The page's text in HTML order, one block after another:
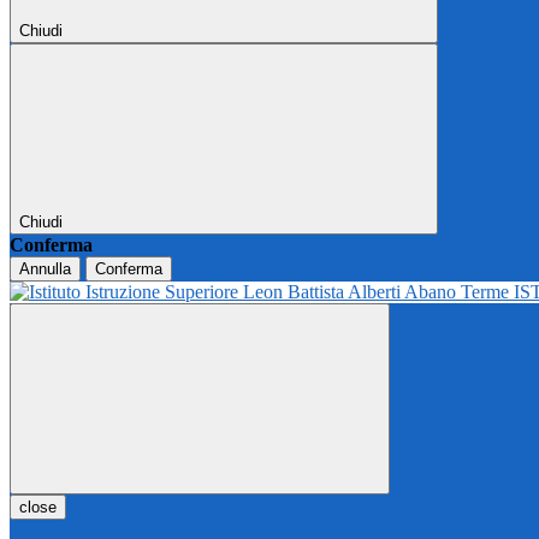
Chiudi
Chiudi
Conferma
Annulla Conferma
close